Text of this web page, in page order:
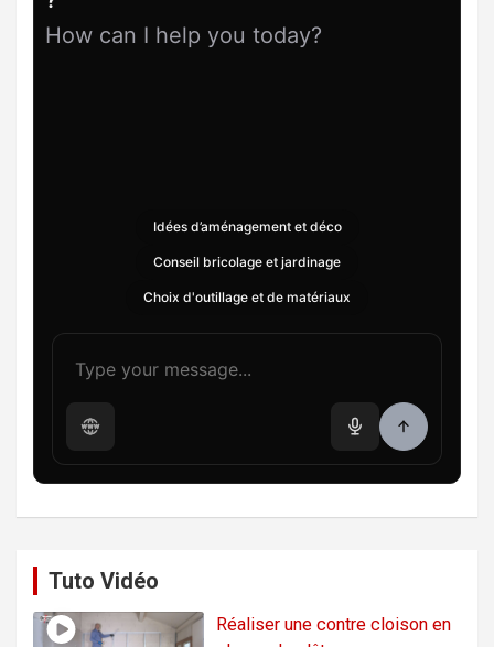
How can I help you today?
Idées d’aménagement et déco
Conseil bricolage et jardinage
Choix d'outillage et de matériaux
Tuto Vidéo
Réaliser une contre cloison en